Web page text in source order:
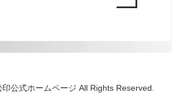
公式ホームページ All Rights Reserved.